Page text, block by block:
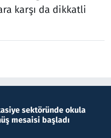
karşı da dikkatli
sektöründe okula
mesaisi başladı